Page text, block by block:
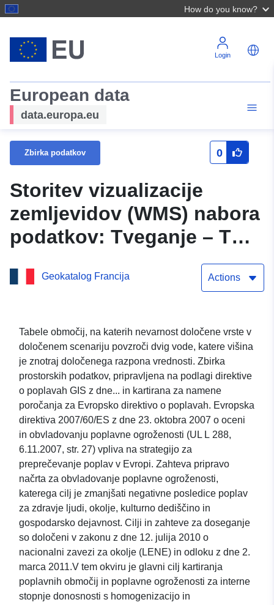
How do you know?
Login
European data
data.europa.eu
Zbirka podatkov 0
Storitev vizualizacije
zemljevidov (WMS) nabora
podatkov: Tveganje – TRI
Loir – Območja višine
izorazredov (ZICH) za
Vendome en Loir-et-Cher
Geokatalog Francija Actions
Tabele območij, na katerih nevarnost določene vrste v
določenem scenariju povzroči dvig vode, katere višina
je znotraj določenega razpona vrednosti. Zbirka
prostorskih podatkov, pripravljena na podlagi direktive
o poplavah GIS z dne... in kartirana za namene
poročanja za Evropsko direktivo o poplavah. Evropska
direktiva 2007/60/ES z dne 23. oktobra 2007 o oceni
in obvladovanju poplavne ogroženosti (UL L 288,
6.11.2007, str. 27) vpliva na strategijo za
preprečevanje poplav v Evropi. Zahteva pripravo
načrta za obvladovanje poplavne ogroženosti,
katerega cilj je zmanjšati negativne posledice poplav
za zdravje ljudi, okolje, kulturno dediščino in
gospodarsko dejavnost. Cilji in zahteve za doseganje
so določeni v zakonu z dne 12. julija 2010 o
nacionalni zavezi za okolje (LENE) in odloku z dne 2.
marca 2011.V tem okviru je glavni cilj kartiranja
poplavnih območij in poplavne ogroženosti za interne
stopnje donosnosti s homogenizacijo in